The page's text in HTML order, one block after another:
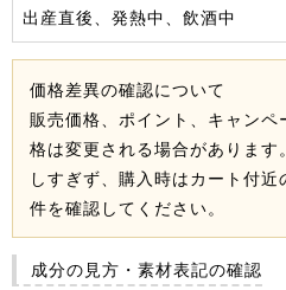
出産直後、発熱中、飲酒中
価格差異の確認について
販売価格、ポイント、キャンペ
格は変更される場合があります
しすぎず、購入時はカート付
件を確認してください。
成分の見方・素材表記の確認